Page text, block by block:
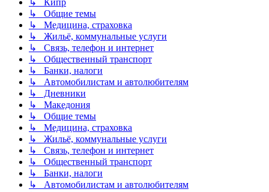
↳ Общие темы
↳ Медицина, страховка
↳ Жильё, коммунальные услуги
↳ Связь, телефон и интернет
↳ Общественный транспорт
↳ Банки, налоги
↳ Автомобилистам и автолюбителям
↳ Дневники
↳ Македония
↳ Общие темы
↳ Медицина, страховка
↳ Жильё, коммунальные услуги
↳ Связь, телефон и интернет
↳ Общественный транспорт
↳ Банки, налоги
↳ Автомобилистам и автолюбителям